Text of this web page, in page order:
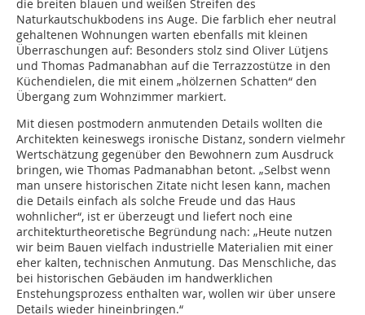
die breiten blauen und weißen Streifen des
Naturkautschukbodens ins Auge. Die farblich eher neutral
gehaltenen Wohnungen warten ebenfalls mit kleinen
Überraschungen auf: Besonders stolz sind Oliver Lütjens
und Thomas Padmanabhan auf die Terrazzostütze in den
Küchendielen, die mit einem „hölzernen Schatten“ den
Übergang zum Wohnzimmer markiert.
Mit diesen postmodern anmutenden Details wollten die
Architekten keineswegs ironische Distanz, sondern vielmehr
Wertschätzung gegenüber den Bewohnern zum Ausdruck
bringen, wie Thomas Padmanabhan betont. „Selbst wenn
man unsere historischen Zitate nicht lesen kann, machen
die Details einfach als solche Freude und das Haus
wohnlicher“, ist er überzeugt und liefert noch eine
architekturtheoretische Begründung nach: „Heute nutzen
wir beim Bauen vielfach industrielle Materialien mit einer
eher kalten, technischen Anmutung. Das Menschliche, das
bei historischen Gebäuden im handwerklichen
Enstehungsprozess enthalten war, wollen wir über unsere
Details wieder hineinbringen.“